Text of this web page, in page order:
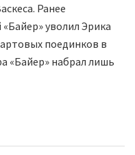
Ранее
уволил Эрика
поединков в
«Байер» набрал лишь